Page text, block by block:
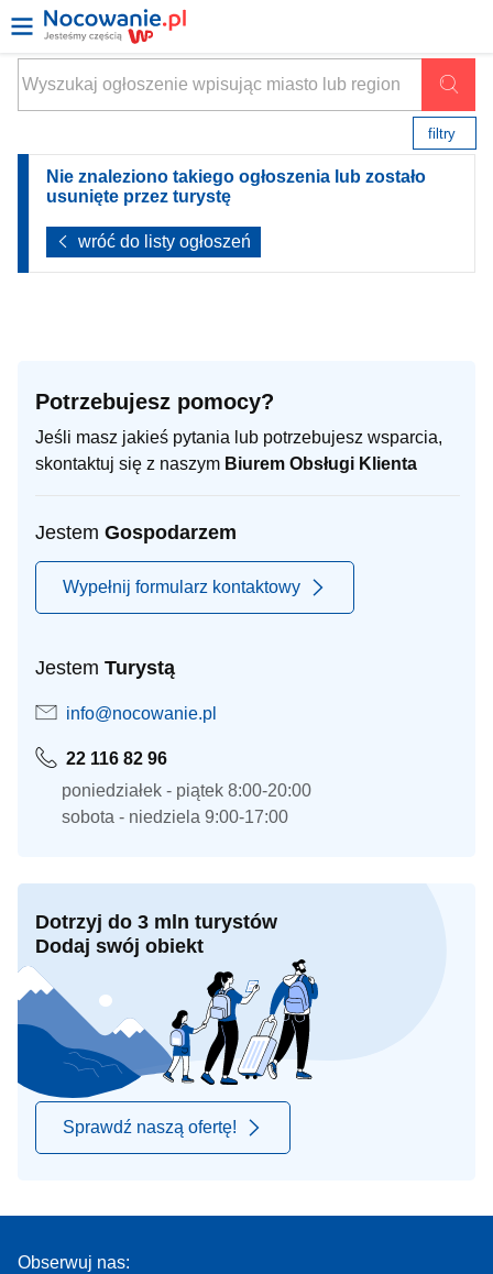
filtry
Nie znaleziono takiego ogłoszenia lub zostało
usunięte przez turystę
wróć do listy ogłoszeń
Potrzebujesz pomocy?
Jeśli masz jakieś pytania lub potrzebujesz wsparcia,
skontaktuj się z naszym Biurem Obsługi Klienta
Jestem Gospodarzem
Wypełnij formularz kontaktowy
Jestem Turystą
info@nocowanie.pl
22 116 82 96
poniedziałek - piątek 8:00-20:00
sobota - niedziela 9:00-17:00
Dotrzyj do 3 mln turystów
Dodaj swój obiekt
Sprawdź naszą ofertę!
Obserwuj nas: